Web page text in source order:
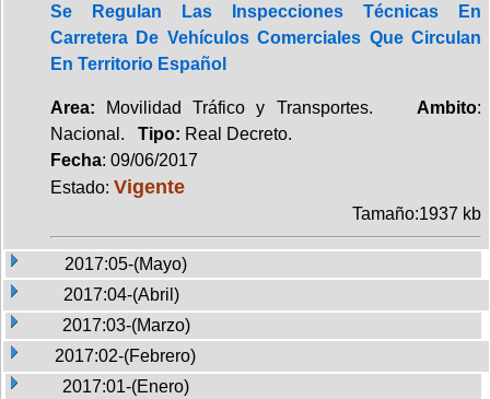
Se Regulan Las Inspecciones Técnicas En
Carretera De Vehículos Comerciales Que Circulan
En Territorio Español
Area: Movilidad Tráfico y Transportes. Ambito:
Nacional. Tipo: Real Decreto.
Fecha: 09/06/2017
Estado: Vigente
Tamaño:1937 kb
2017:05-(Mayo)
2017:04-(Abril)
2017:03-(Marzo)
2017:02-(Febrero)
2017:01-(Enero)